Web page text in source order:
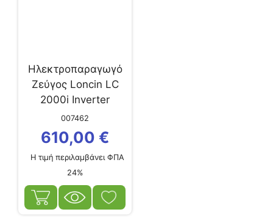
Ηλεκτροπαραγωγό
Ζεύγος Loncin LC
2000i Inverter
007462
610,00 €
Η τιμή περιλαμβάνει ΦΠΑ
24%